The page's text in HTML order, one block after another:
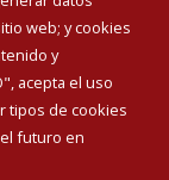
web; y cookies
y
acepta el uso
tipos de cookies
futuro en